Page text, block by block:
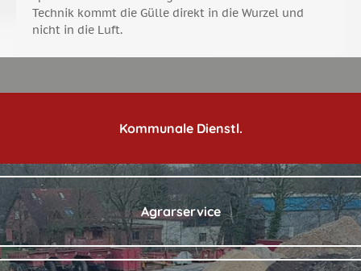
Technik kommt die Gülle direkt in die Wurzel und
nicht in die Luft.
Kommunale Dienstl.
Agrarservice